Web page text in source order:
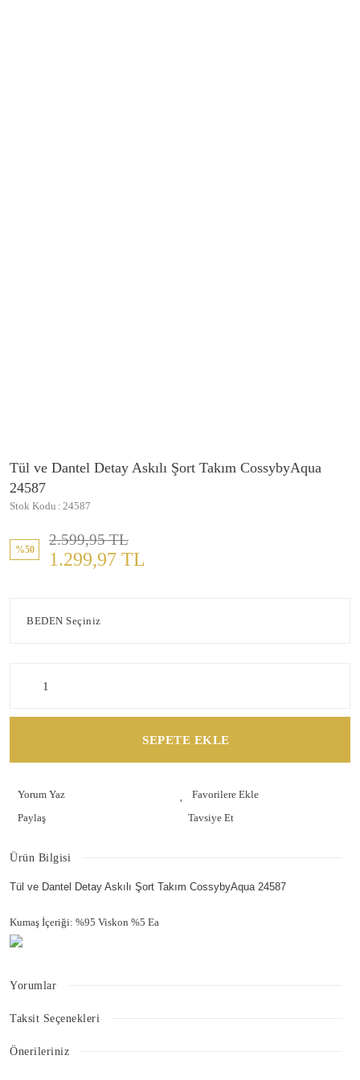
Tül ve Dantel Detay Askılı Şort Takım CossybyAqua
24587
Stok Kodu 24587
%50
2.599,95 TL
1.299,97 TL
SEPETE EKLE
Yorum Yaz
Paylaş
Tavsiye Et
Ürün Bilgisi
Tül ve Dantel Detay Askılı Şort Takım CossybyAqua 24587
Kumaş İçeriği: %95 Viskon %5 Ea
Yorumlar
Taksit Seçenekleri
Önerileriniz